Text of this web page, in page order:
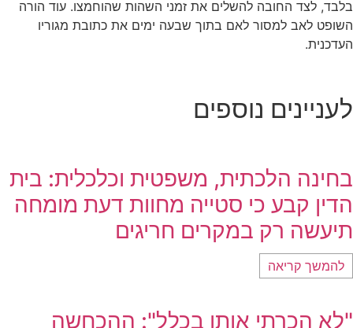
בלבד, לצד החובה להשלים את זמני השהות שהוחמצו. עוד הורה
השופט לאב למסור לאם בתוך שבעה ימים את כתובת מגוריו
העדכנית.
לעניינים נוספים
בחינה הלכתית, משפטית וכלכלית: בית
הדין קבע כי סטייה מחוות דעת מומחה
תיעשה רק במקרים חריגים
להמשך קריאה
"לא הכרתי אותו בכלל": ההכחשה